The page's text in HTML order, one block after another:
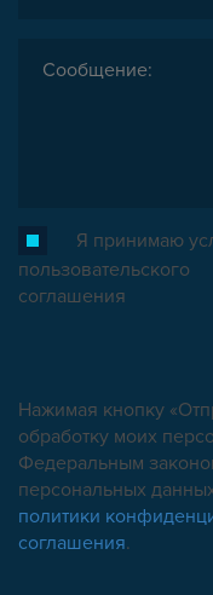
КОЛЁСА
Я принимаю
пользовательского
соглашения
Нажимая кнопку
обработку моих
Федеральным
персональных
политики
соглашения.